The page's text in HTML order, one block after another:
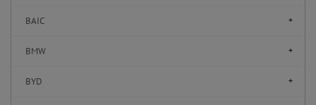
BAIC
BMW
BYD